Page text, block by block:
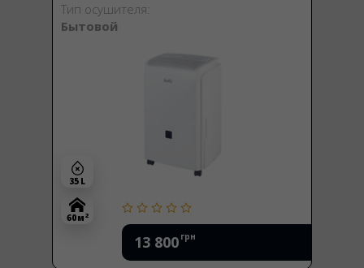
Тип осушителя:
Бытовой
13 800 грн
35 L
60 м 2